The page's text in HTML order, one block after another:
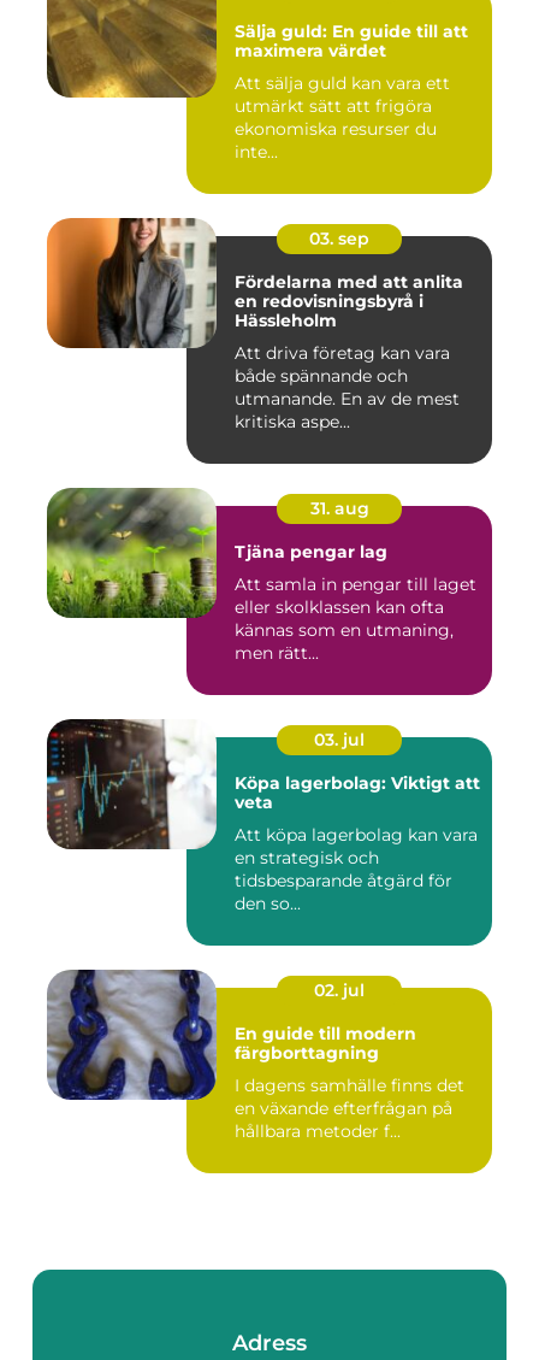
Sälja guld: En guide till att
maximera värdet
Att sälja guld kan vara ett
utmärkt sätt att frigöra
ekonomiska resurser du
inte...
03. sep
Fördelarna med att anlita
en redovisningsbyrå i
Hässleholm
Att driva företag kan vara
både spännande och
utmanande. En av de mest
kritiska aspe...
31. aug
Tjäna pengar lag
Att samla in pengar till laget
eller skolklassen kan ofta
kännas som en utmaning,
men rätt...
03. jul
Köpa lagerbolag: Viktigt att
veta
Att köpa lagerbolag kan vara
en strategisk och
tidsbesparande åtgärd för
den so...
02. jul
En guide till modern
färgborttagning
I dagens samhälle finns det
en växande efterfrågan på
hållbara metoder f...
Adress